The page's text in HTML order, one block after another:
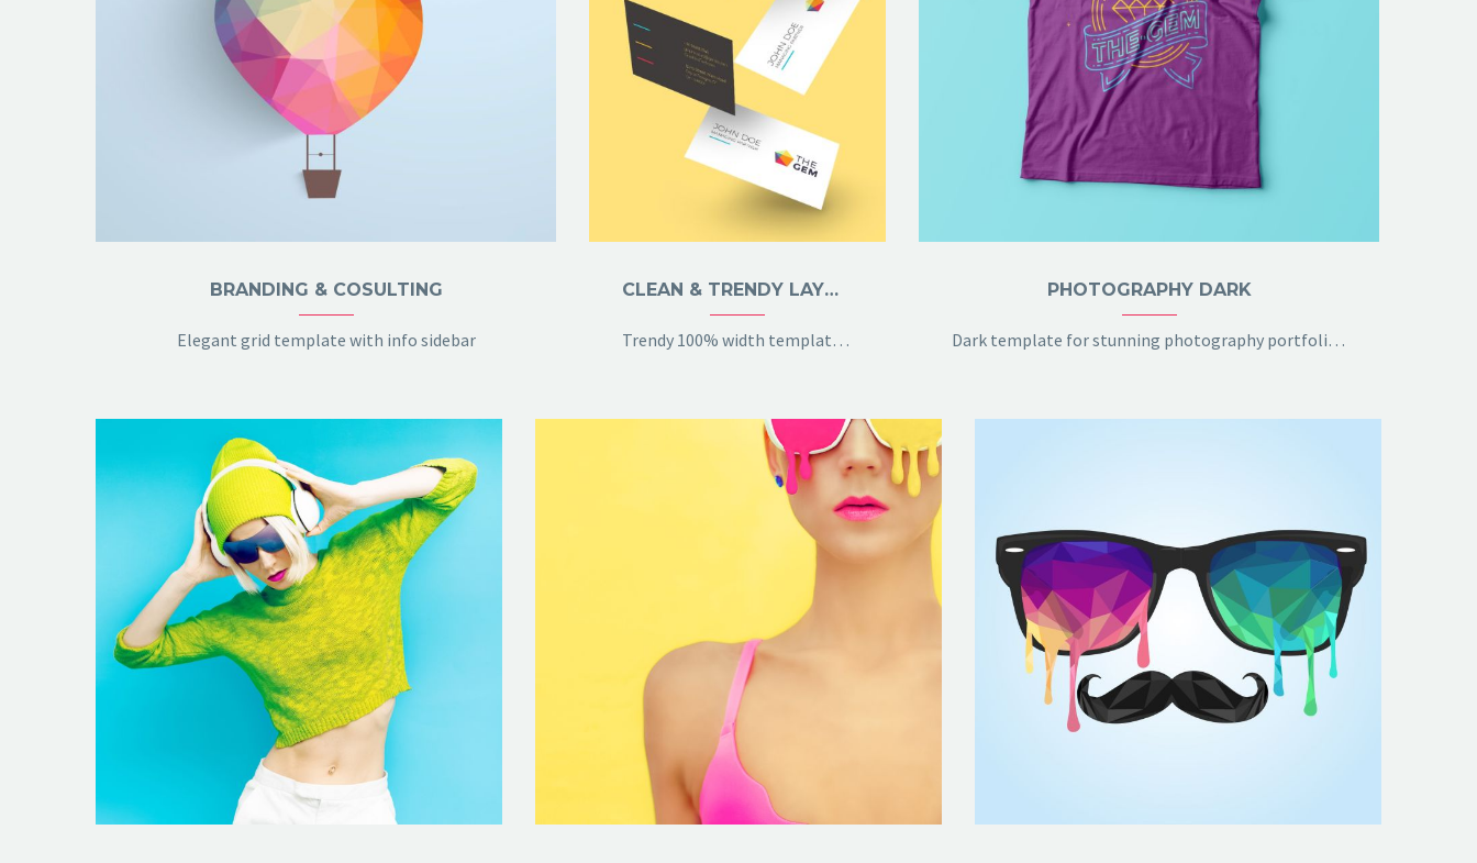
BRANDING & COSULTING
Elegant grid template with info sidebar
CLEAN & TRENDY LAYOUT
Trendy 100% width template with 2x gallery grid
PHOTOGRAPHY DARK
Dark template for stunning photography portfolio page